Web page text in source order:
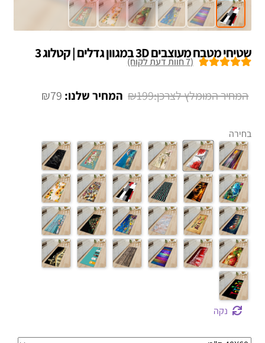
שטיחי מטבח מעוצבים 3D במגוון גדלים | קטלוג 3
(
7חוות דעת לקוח)
₪199
המחיר
₪199.
₪79 המחיר
₪79.
בחירה
נקה